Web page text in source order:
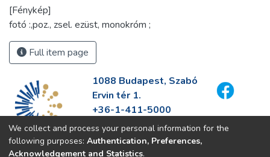
[Fénykép]
fotó :,poz., zsel. ezüst, monokróm ;
Full item page
1088 Budapest, Szabó
Ervin tér 1.
+36-1-411-5000
info@fszek.hu
https://fszek.hu
We collect and process your personal information for the
following purposes: Authentication, Preferences,
Acknowledgement and Statistics.